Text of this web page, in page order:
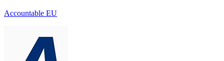
Accountable EU